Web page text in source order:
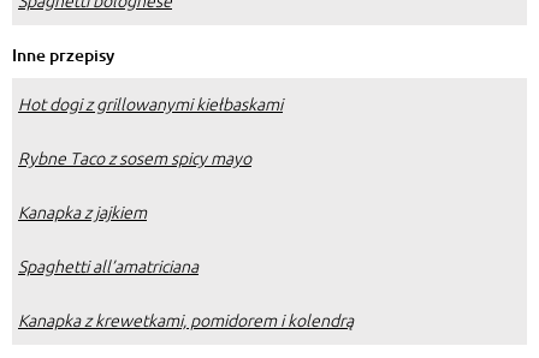
Inne przepisy
Hot dogi z grillowanymi kiełbaskami
Rybne Taco z sosem spicy mayo
Kanapka z jajkiem
Spaghetti all’amatriciana
Kanapka z krewetkami, pomidorem i kolendrą